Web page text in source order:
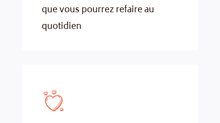
que vous pourrez refaire au
quotidien